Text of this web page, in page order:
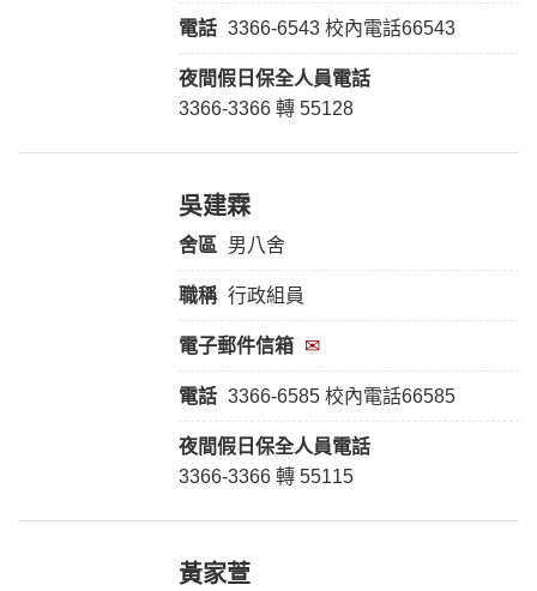
電話 3366-6543 校內電話66543
夜間假日保全人員電話
3366-3366 轉 55128
吳建霖
舍區 男八舍
職稱 行政組員
電子郵件信箱 ✉
電話 3366-6585 校內電話66585
夜間假日保全人員電話
3366-3366 轉 55115
黃家萱